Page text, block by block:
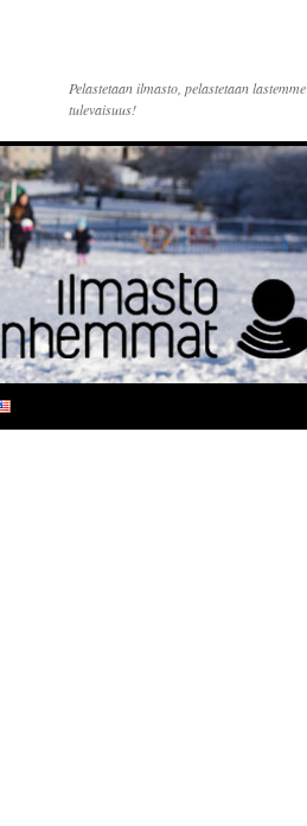
Pelastetaan ilmasto, pelastetaan lastemme
tulevaisuus!